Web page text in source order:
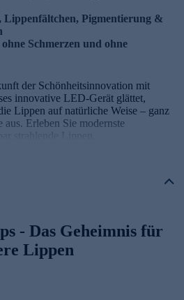
Lippenfältchen, Pigmentierung &
Schmerzen und ohne
der Schönheitsinnovation mit
innovative LED-Gerät glättet,
Lippen auf natürliche Weise – ganz
aus. Erleben Sie modernste
strahlende Lippen.
auf natürliche Weise,
Lippenfarbe durch Förderung
Kollagenproduktion und
und wirkt gezielt auf
- Das Geheimnis für
Lippen